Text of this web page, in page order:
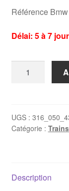
Référence
Délai: 5 à 7
E30
gauche
UGS :
Catégorie :
Description